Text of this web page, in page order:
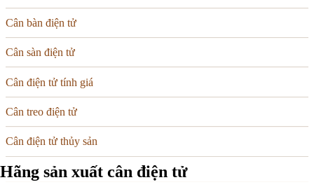
Cân bàn điện tử
Cân sàn điện tử
Cân điện tử tính giá
Cân treo điện tử
Cân điện tử thủy sản
Hãng sản xuất cân điện tử